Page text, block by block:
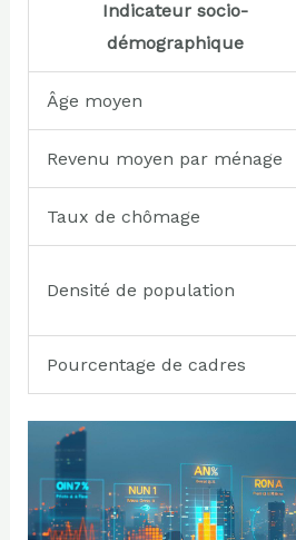
Indicateur socio-
démographique
Âge moyen
Revenu moyen par ménage
Taux de chômage
Densité de population
Pourcentage de cadres